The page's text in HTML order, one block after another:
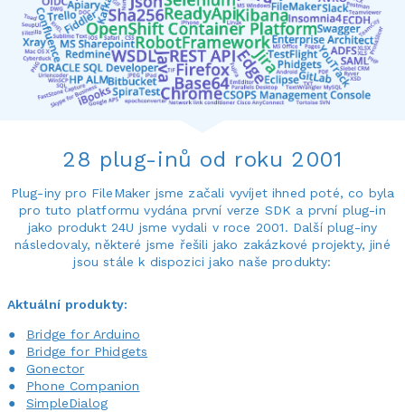
28 plug-inů od roku 2001
Plug-iny pro FileMaker jsme začali vyvíjet ihned poté, co byla
pro tuto platformu vydána první verze SDK a první plug-in
jako produkt 24U jsme vydali v roce 2001. Další plug-iny
následovaly, některé jsme řešili jako zakázkové projekty, jiné
jsou stále k dispozici jako naše produkty:
Aktuální produkty:
Bridge for Arduino
Bridge for Phidgets
Gonector
Phone Companion
SimpleDialog